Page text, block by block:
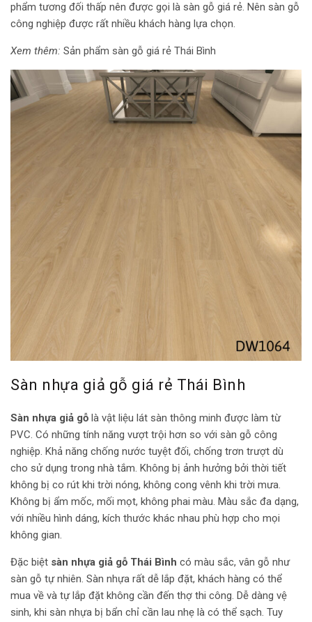
phẩm tương đối thấp nên được gọi là sàn gỗ giá rẻ. Nên sàn gỗ
công nghiệp được rất nhiều khách hàng lựa chọn.
Xem thêm: Sản phẩm sàn gỗ giá rẻ Thái Bình
Sàn nhựa giả gỗ giá rẻ Thái Bình
Sàn nhựa giả gỗ là vật liệu lát sàn thông minh được làm từ
PVC. Có những tính năng vượt trội hơn so với sàn gỗ công
nghiệp. Khả năng chống nước tuyệt đối, chống trơn trượt dù
cho sử dụng trong nhà tắm. Không bị ảnh hưởng bởi thời tiết
không bị co rút khi trời nóng, không cong vênh khi trời mưa.
Không bị ẩm mốc, mối mọt, không phai màu. Màu sắc đa dạng,
với nhiều hình dáng, kích thước khác nhau phù hợp cho mọi
không gian.
Đặc biệt sàn nhựa giả gỗ Thái Bình có màu sắc, vân gỗ như
sàn gỗ tự nhiên. Sàn nhựa rất dễ lắp đặt, khách hàng có thể
mua về và tự lắp đặt không cần đến thợ thi công. Dễ dàng vệ
sinh, khi sàn nhựa bị bẩn chỉ cần lau nhẹ là có thể sạch. Tuy